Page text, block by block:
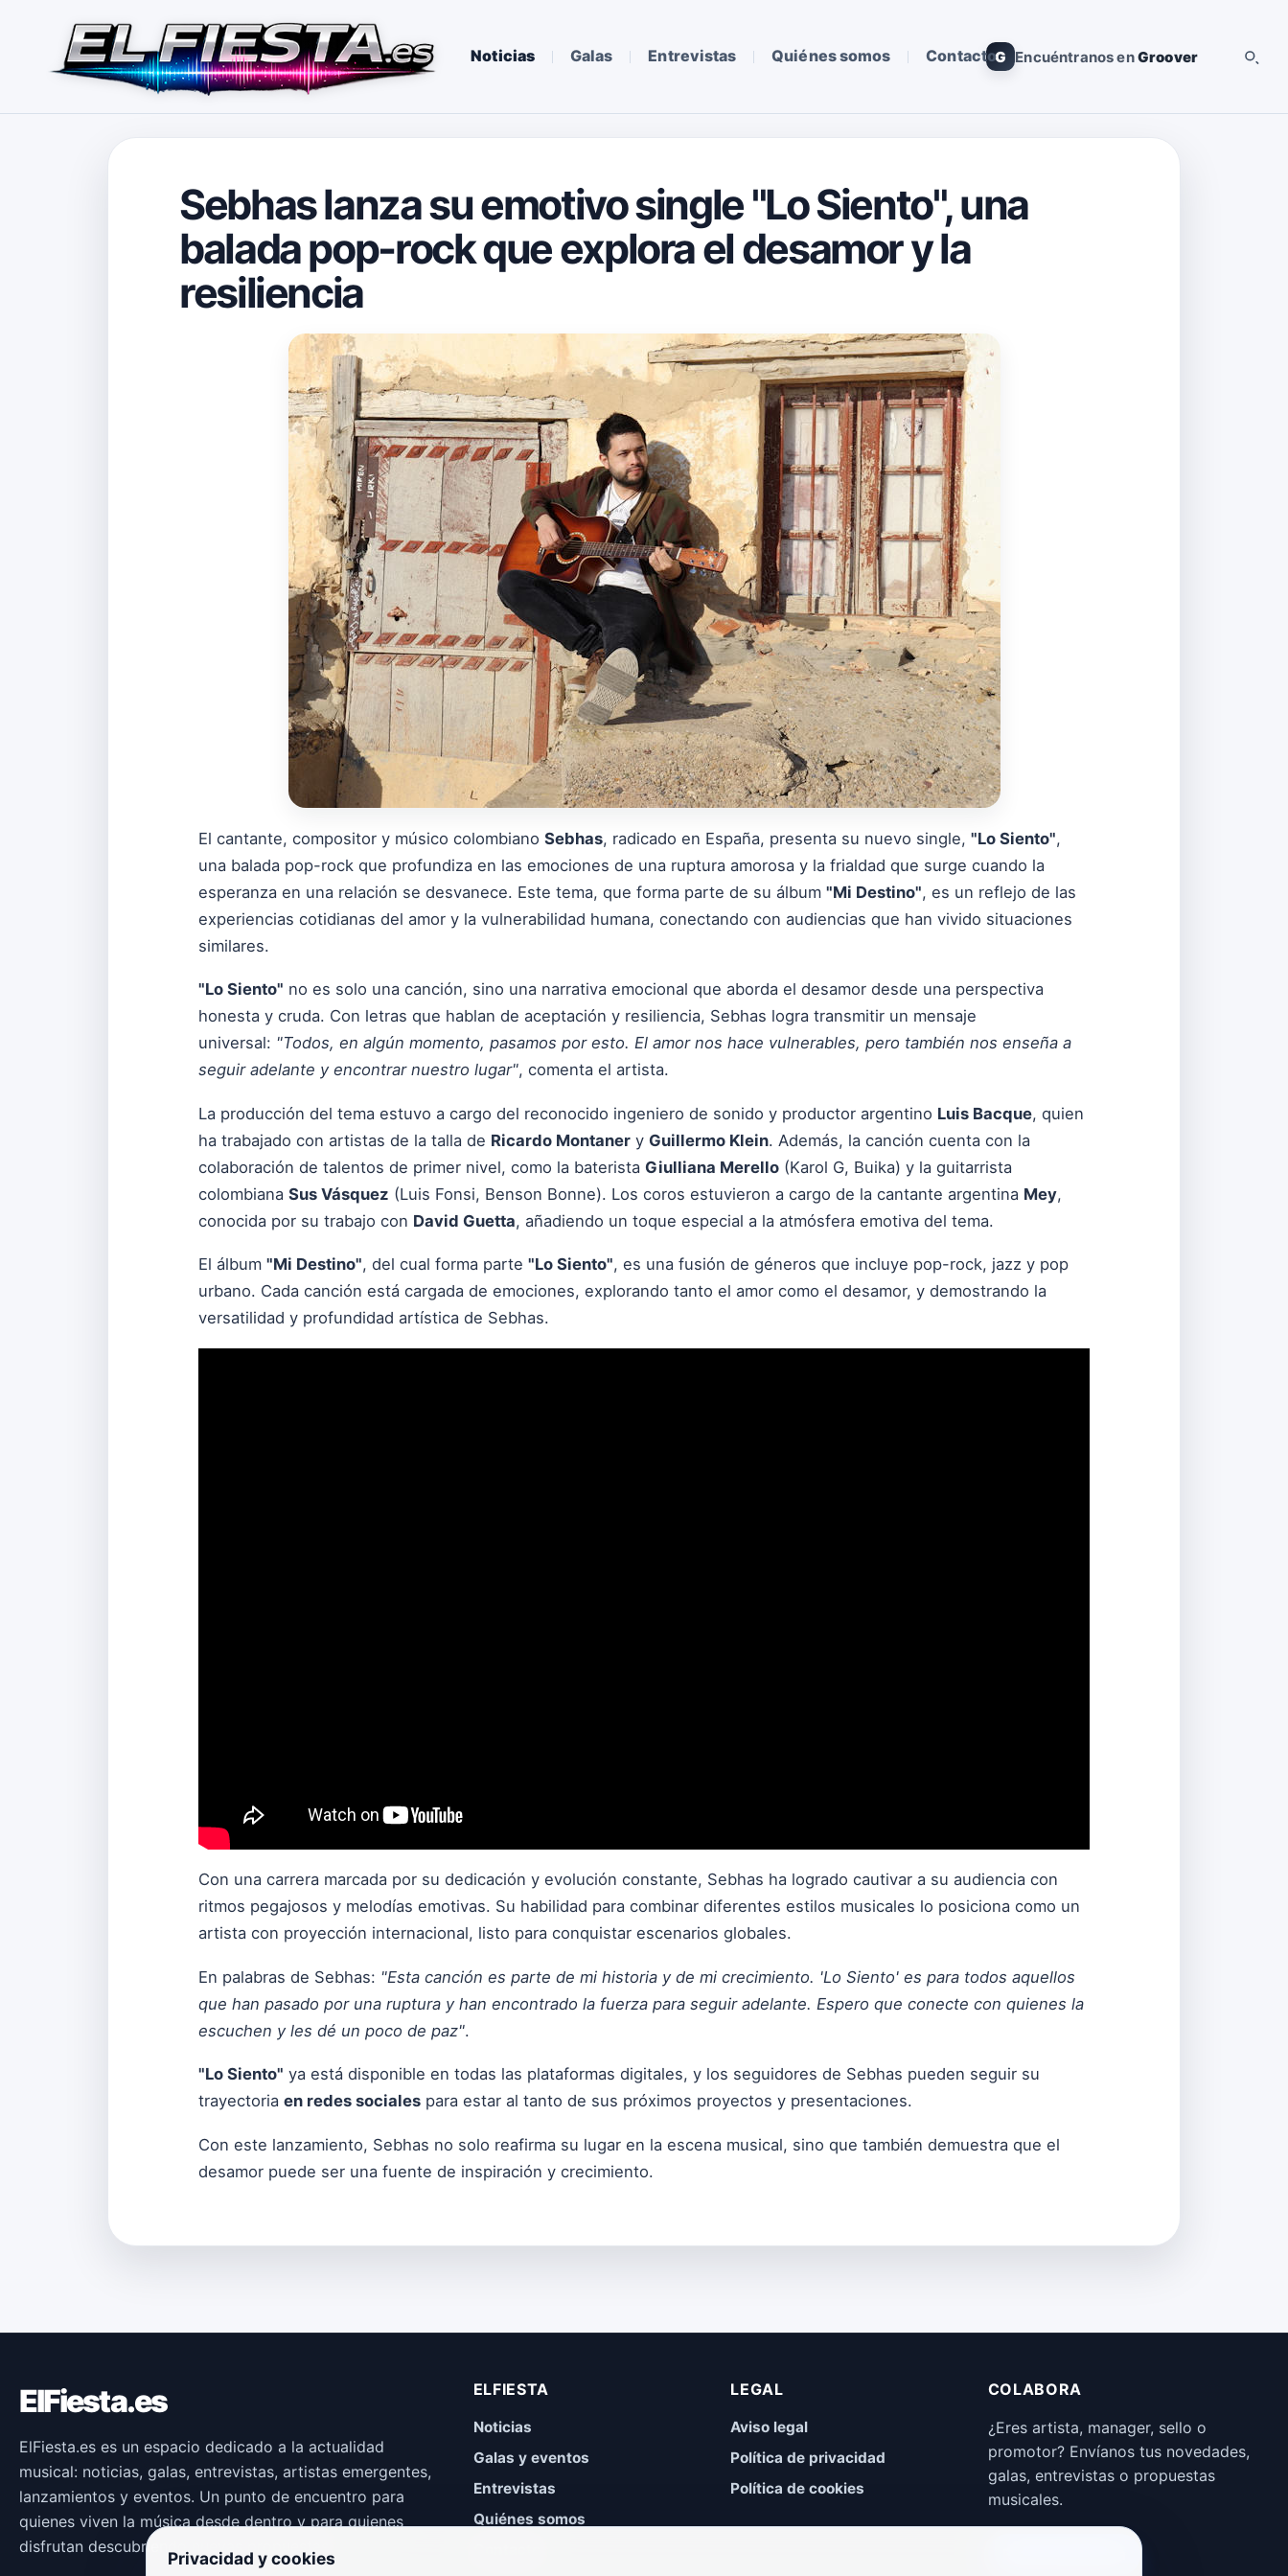
Noticias Galas Entrevistas Quiénes somos ContactoG Encuéntranos enGroover
Sebhas lanza su emotivo single "Lo Siento", una
balada pop-rock que explora el desamor y la
resiliencia
El cantante, compositor y músico colombiano Sebhas, radicado en España, presenta su nuevo single, "Lo Siento",
una balada pop-rock que profundiza en las emociones de una ruptura amorosa y la frialdad que surge cuando la
esperanza en una relación se desvanece. Este tema, que forma parte de su álbum "Mi Destino", es un reflejo de las
experiencias cotidianas del amor y la vulnerabilidad humana, conectando con audiencias que han vivido situaciones
similares.
"Lo Siento" no es solo una canción, sino una narrativa emocional que aborda el desamor desde una perspectiva
honesta y cruda. Con letras que hablan de aceptación y resiliencia, Sebhas logra transmitir un mensaje
universal: "Todos, en algún momento, pasamos por esto. El amor nos hace vulnerables, pero también nos enseña a
seguir adelante y encontrar nuestro lugar", comenta el artista.
La producción del tema estuvo a cargo del reconocido ingeniero de sonido y productor argentino Luis Bacque, quien
ha trabajado con artistas de la talla de Ricardo Montaner y Guillermo Klein. Además, la canción cuenta con la
colaboración de talentos de primer nivel, como la baterista Giulliana Merello (Karol G, Buika) y la guitarrista
colombiana Sus Vásquez (Luis Fonsi, Benson Bonne). Los coros estuvieron a cargo de la cantante argentina Mey,
conocida por su trabajo con David Guetta, añadiendo un toque especial a la atmósfera emotiva del tema.
El álbum "Mi Destino", del cual forma parte "Lo Siento", es una fusión de géneros que incluye pop-rock, jazz y pop
urbano. Cada canción está cargada de emociones, explorando tanto el amor como el desamor, y demostrando la
versatilidad y profundidad artística de Sebhas.
Con una carrera marcada por su dedicación y evolución constante, Sebhas ha logrado cautivar a su audiencia con
ritmos pegajosos y melodías emotivas. Su habilidad para combinar diferentes estilos musicales lo posiciona como un
artista con proyección internacional, listo para conquistar escenarios globales.
En palabras de Sebhas: "Esta canción es parte de mi historia y de mi crecimiento. 'Lo Siento' es para todos aquellos
que han pasado por una ruptura y han encontrado la fuerza para seguir adelante. Espero que conecte con quienes la
escuchen y les dé un poco de paz".
"Lo Siento" ya está disponible en todas las plataformas digitales, y los seguidores de Sebhas pueden seguir su
trayectoria en redes sociales para estar al tanto de sus próximos proyectos y presentaciones.
Con este lanzamiento, Sebhas no solo reafirma su lugar en la escena musical, sino que también demuestra que el
desamor puede ser una fuente de inspiración y crecimiento.
ElFiesta.es
ElFiesta.es es un espacio dedicado a la actualidad
musical: noticias, galas, entrevistas, artistas emergentes,
lanzamientos y eventos. Un punto de encuentro para
quienes viven la música desde dentro y para quienes
disfrutan descubriendo nuevas propuestas.
ELFIESTA
Noticias
Galas y eventos
Entrevistas
Quiénes somos
LEGAL
Aviso legal
Política de privacidad
Política de cookies
COLABORA
¿Eres artista, manager, sello o
promotor? Envíanos tus novedades,
galas, entrevistas o propuestas
musicales.
Privacidad y cookies